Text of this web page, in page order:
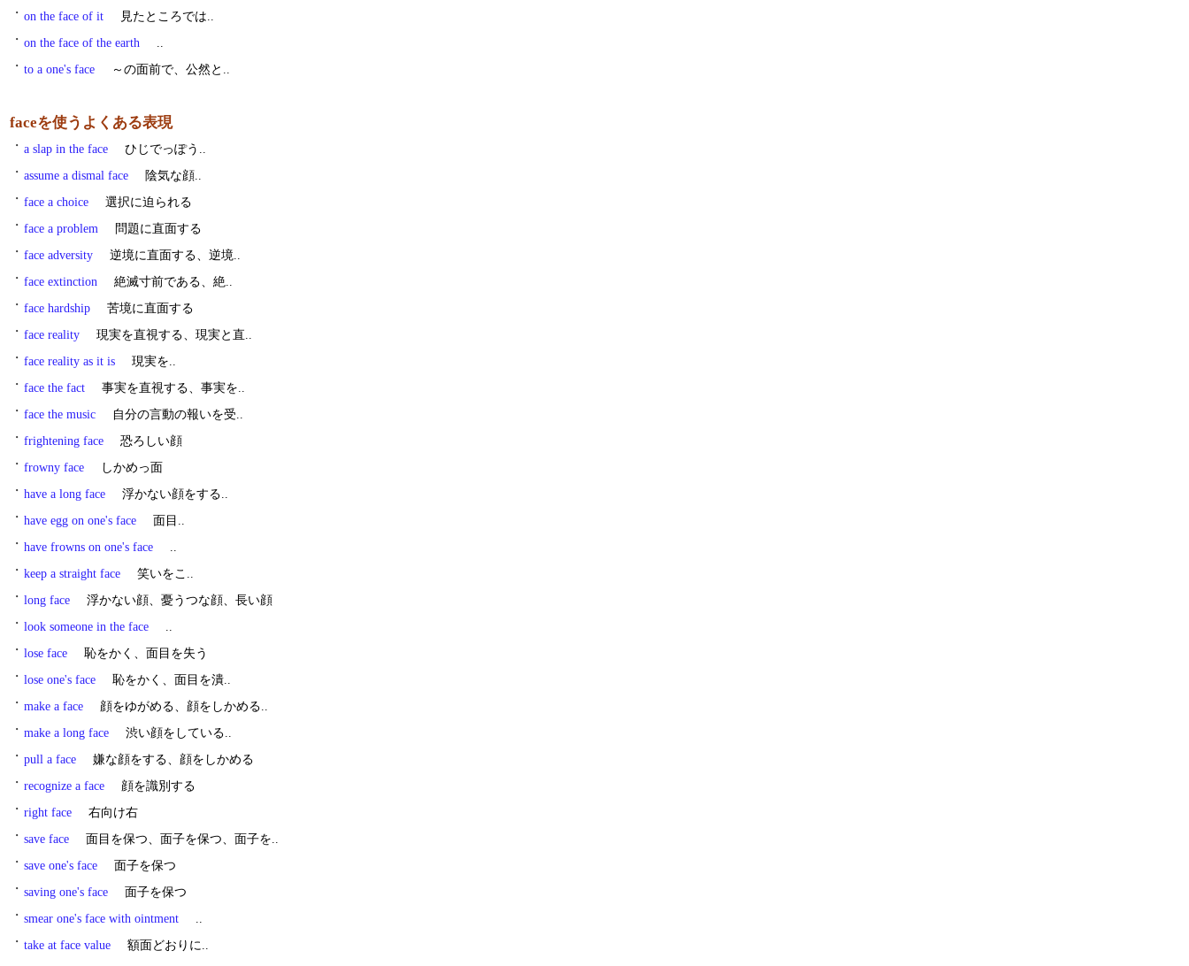
・ on the face of it
見たところでは..
・ on the face of the earth
..
・ to a one's face ～の面前で、公然と..
faceを使うよくある表現
・ a slap in the face
ひじでっぽう..
・ assume a dismal face
陰気な顔..
・ face a choice
選択に迫られる
・ face a problem
問題に直面する
・ face adversity
逆境に直面する、逆境..
・ face extinction
絶滅寸前である、絶..
・ face hardship
苦境に直面する
・ face reality
現実を直視する、現実と直..
・ face reality as it is
現実を..
・ face the fact
事実を直視する、事実を..
・ face the music
自分の言動の報いを受..
・ frightening face
恐ろしい顔
・ frowny face
しかめっ面
・ have a long face
浮かない顔をする..
・ have egg on one's face
面目..
・ have frowns on one's face
..
・ keep a straight face
笑いをこ..
・ long face
浮かない顔、憂うつな顔、長い顔
・ look someone in the face
..
・ lose face
恥をかく、面目を失う
・ lose one's face
恥をかく、面目を潰..
・ make a face
顔をゆがめる、顔をしかめる..
・ make a long face
渋い顔をしている..
・ pull a face
嫌な顔をする、顔をしかめる
・ recognize a face
顔を識別する
・ right face
右向け右
・ save face
面目を保つ、面子を保つ、面子を..
・ save one's face
面子を保つ
・ saving one's face
面子を保つ
・ smear one's face with ointment
..
・ take at face value 額面どおりに..